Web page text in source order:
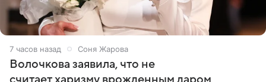
7 часов назад Соня Жарова
Волочкова заявила, что не
считает харизму врожденным даром